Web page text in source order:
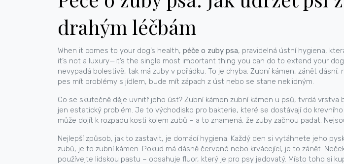
drahým léčbám
When it comes to your dog’s health, péče o zuby psa, pravidelná ústní hygiena,
it’s not a luxury—it’s the single most important thing you can do to extend your
nevypadá bolestivě, tak má zuby v pořádku. To je chyba. Zubní kámen, zánět
pes mít problémy s jídlem, bude mít zápach z úst nebo se stane neklidným.
Co se skutečně děje uvnitř jeho úst? Zubní kámen zubní kámen u psů, tvrdá vrstva
jen estetický problém. Je to východisko pro bakterie, které se dostávají do
může dojít k rozpadu kosti kolem zubů – a to znamená, že zuby začnou padat.
Nejlepší způsob, jak to zastavit, je domácí hygiena. Každý den si vytáhnete jeho
zubů, je to zubní kámen. Pokud má dásně červené nebo krvácející, je to zánět.
používejte lidskou pastu – obsahuje fluor, který je pro psy jedovatý. Místo toho si